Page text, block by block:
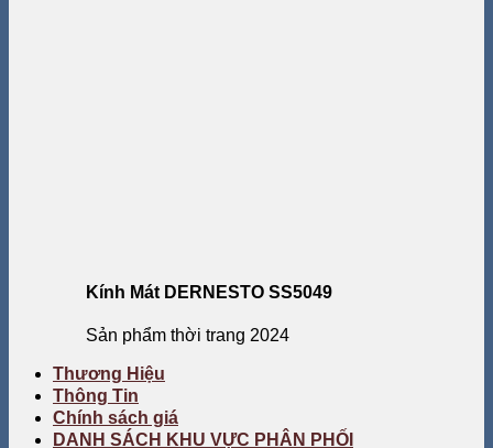
Kính Mát DERNESTO SS5049
Sản phẩm thời trang 2024
Thương Hiệu
Thông Tin
Chính sách giá
DANH SÁCH KHU VỰC PHÂN PHỐI